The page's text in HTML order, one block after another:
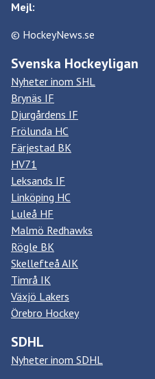
Mejl:
© HockeyNews.se
Svenska Hockeyligan
Nyheter inom SHL
Brynäs IF
Djurgårdens IF
Frölunda HC
Färjestad BK
HV71
Leksands IF
Linköping HC
Luleå HF
Malmö Redhawks
Rögle BK
Skellefteå AIK
Timrå IK
Växjö Lakers
Örebro Hockey
SDHL
Nyheter inom SDHL